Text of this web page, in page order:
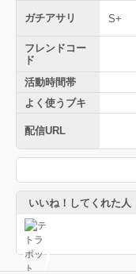
ガチアサリ S+
フレンドコー
ド
活動時間帯
よく使うブキ
配信URL
いいね！してくれた人